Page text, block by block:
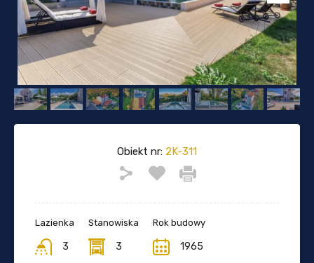
Obiekt nr: 2K-311
Lazienka
3
Stanowiska
3
Rok budowy
1965